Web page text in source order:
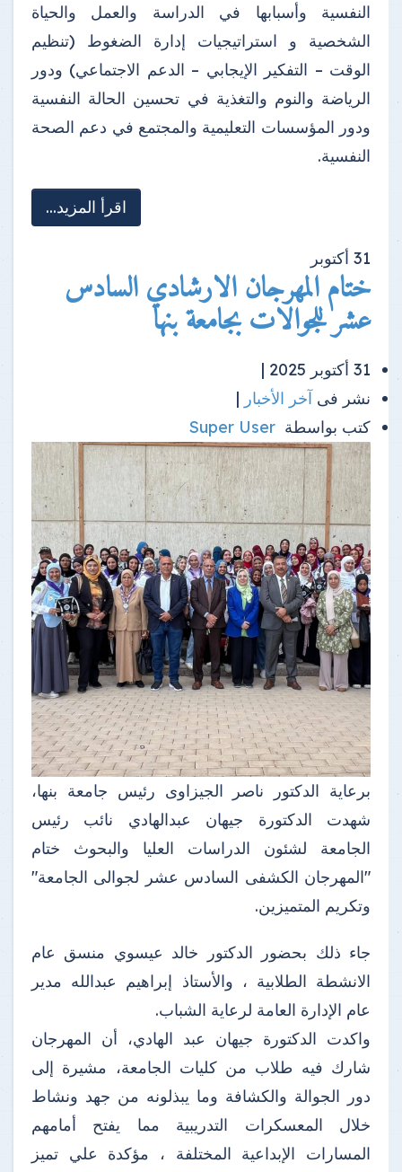
النفسية وأسبابها في الدراسة والعمل والحياة
الشخصية و استراتيجيات إدارة الضغوط (تنظيم
الوقت – التفكير الإيجابي – الدعم الاجتماعي) ودور
الرياضة والنوم والتغذية في تحسين الحالة النفسية
ودور المؤسسات التعليمية والمجتمع في دعم الصحة
النفسية.
اقرأ المزيد...
31 أكتوبر
ختام المهرجان الارشادي السادس
عشر للجوالات بجامعة بنها
31 أكتوبر 2025 |
نشر فى آخر الأخبار |
كتب بواسطة Super User
برعاية الدكتور ناصر الجيزاوى رئيس جامعة بنها،
شهدت الدكتورة جيهان عبدالهادي نائب رئيس
الجامعة لشئون الدراسات العليا والبحوث ختام
"المهرجان الكشفى السادس عشر لجوالى الجامعة"
وتكريم المتميزين.
جاء ذلك بحضور الدكتور خالد عيسوي منسق عام
الانشطة الطلابية ، والأستاذ إبراهيم عبدالله مدير
عام الإدارة العامة لرعاية الشباب.
واكدت الدكتورة جيهان عبد الهادي، أن المهرجان
شارك فيه طلاب من كليات الجامعة، مشيرة إلى
دور الجوالة والكشافة وما يبذلونه من جهد ونشاط
خلال المعسكرات التدريبية مما يفتح أمامهم
المسارات الإبداعية المختلفة ، مؤكدة علي تميز